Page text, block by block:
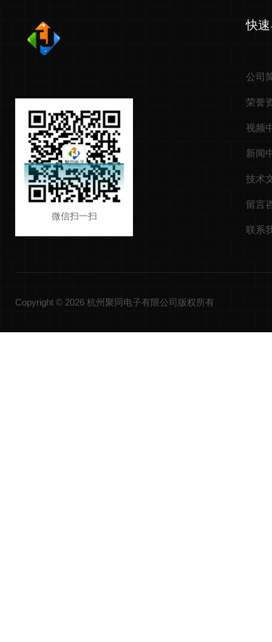
微信扫一扫
快
公司
荣誉
视频
新闻
技术
留言
联系
Copyright © 2026 杭州聚同电子有限公司版权所有